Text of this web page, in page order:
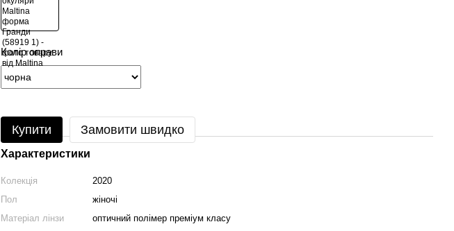
Колір оправи
Купити Замовити швидко
Характеристики
Колекція
2020
Пол
жіночі
Матеріал лінзи
оптичний полімер преміум класу